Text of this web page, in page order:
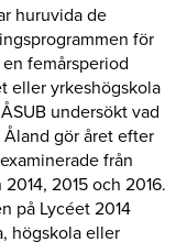
huruvida de
för
femårsperiod
eller yrkeshögskola
undersökt vad
gör året efter
från
2015 och 2016.
på Lycéet 2014
högskola eller